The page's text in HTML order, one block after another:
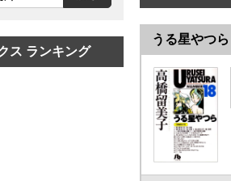
うる星やつ
ス ランキング